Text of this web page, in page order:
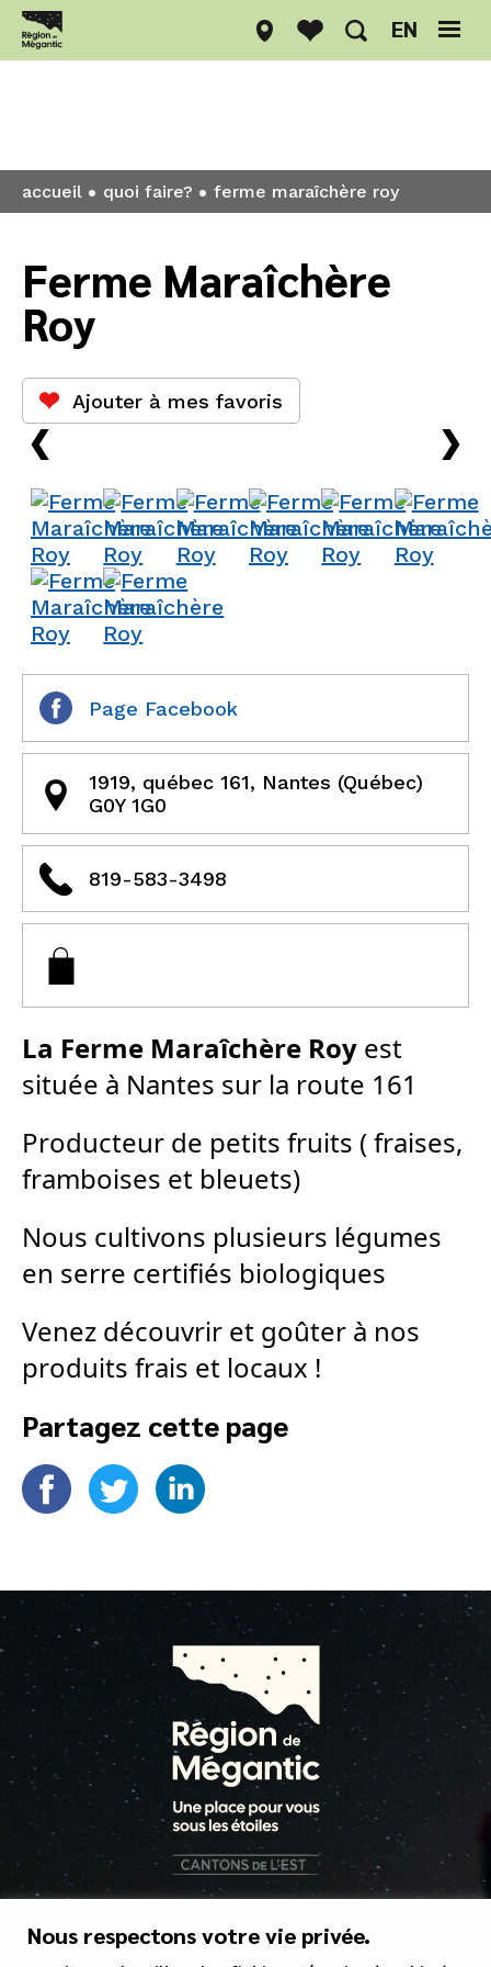
EN
accueil quoi faire? ferme maraîchère roy
Ferme Maraîchère
Roy
Ajouter à mes favoris
› ›
Page Facebook
1919, québec 161, Nantes (Québec)
G0Y 1G0
819-583-3498
La Ferme Maraîchère Roy est
située à Nantes sur la route 161
Producteur de petits fruits ( fraises,
framboises et bleuets)
Nous cultivons plusieurs légumes
en serre certifiés biologiques
Venez découvrir et goûter à nos
produits frais et locaux !
Partagez cette page
1 800 363-5515
tourisme@mrcgranit.qc.ca
Nous respectons votre vie privée.